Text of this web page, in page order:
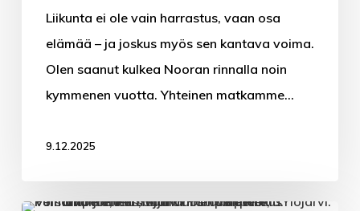
elämän
käänteissä
Liikunta ei ole vain harrastus, vaan osa
elämää – ja joskus myös sen kantava voima.
Olen saanut kulkea Nooran rinnalla noin
kymmenen vuotta. Yhteinen matkamme…
9.12.2025